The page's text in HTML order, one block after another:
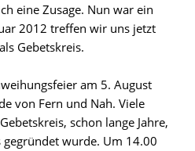
eine Zusage. Nun war ein
2012 treffen wir uns jetzt
Gebetskreis.
am 5. August
von Fern und Nah. Viele
schon lange Jahre,
wurde. Um 14.00